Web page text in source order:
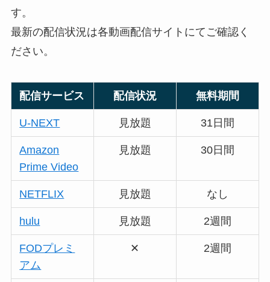
す。
最新の配信状況は各動画配信サイトにてご確認く
ださい。
配信サービス 配信状況 無料期間
U-NEXT 見放題 31日間
Amazon
Prime Video
見放題 30日間
NETFLIX 見放題 なし
hulu 見放題 2週間
FODプレミ
アム
✕ 2週間